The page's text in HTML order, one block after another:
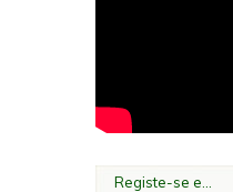
Registe-se e...